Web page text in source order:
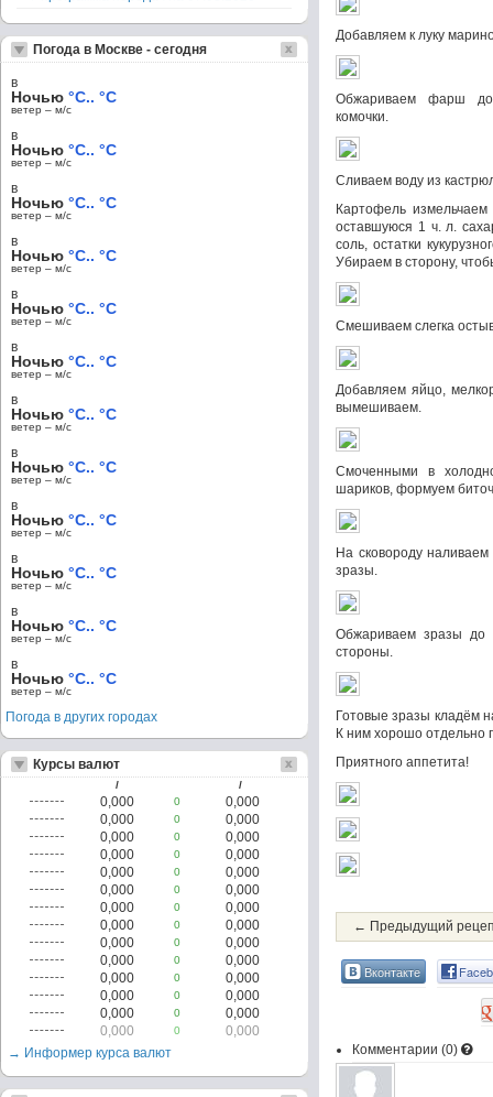
Добавляем к луку
Обжариваем фарш до
комочки.
Сливаем воду из
Картофель
оставшуюся 1 ч. л.
соль, остатки
Убираем в сторону,
Смешиваем слегка
Добавляем яйцо,
вымешиваем.
Смоченными в
шариков, формуем
На сковороду
зразы.
Обжариваем зразы до
стороны.
Готовые зразы кладём
К ним хорошо отдельно
Приятного аппетита!
← Предыдущий
Вконтакте
Комментарии (0)
Погода в Москве - сегодня
в
Ночью °C.. °C
ветер – м/c
в
Ночью °C.. °C
ветер – м/c
в
Ночью °C.. °C
ветер – м/c
в
Ночью °C.. °C
ветер – м/c
в
Ночью °C.. °C
ветер – м/c
в
Ночью °C.. °C
ветер – м/c
в
Ночью °C.. °C
ветер – м/c
в
Ночью °C.. °C
ветер – м/c
в
Ночью °C.. °C
ветер – м/c
в
Ночью °C.. °C
ветер – м/c
в
Ночью °C.. °C
ветер – м/c
в
Ночью °C.. °C
ветер – м/c
Погода в других городах
Курсы валют
/ /
0,000 0
0,000
0,000
0
0,000
0,000
0
0,000
0,000
0
0,000
0,000
0
0,000
0,000
0
0,000
0,000
0
0,000
0,000
0
0,000
0,000
0
0,000
0,000
0
0,000
0,000
0
0,000
0,000
0
0,000
0,000
0
0,000
0,000
0
0,000
→ Информер курса валют